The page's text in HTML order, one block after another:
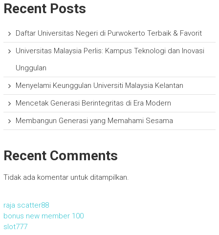
Recent Posts
Daftar Universitas Negeri di Purwokerto Terbaik & Favorit
Universitas Malaysia Perlis: Kampus Teknologi dan Inovasi
Unggulan
Menyelami Keunggulan Universiti Malaysia Kelantan
Mencetak Generasi Berintegritas di Era Modern
Membangun Generasi yang Memahami Sesama
Recent Comments
Tidak ada komentar untuk ditampilkan.
raja scatter88
bonus new member 100
slot777